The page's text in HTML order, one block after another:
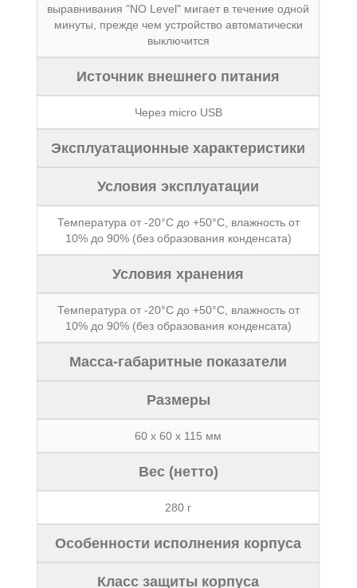
выравнивания "NO Level" мигает в течение одной
минуты, прежде чем устройство автоматически
выключится
Источник внешнего питания
Через micro USB
Эксплуатационные характеристики
Условия эксплуатации
Температура от -20°C до +50°C, влажность от
10% до 90% (без образования конденсата)
Условия хранения
Температура от -20°C до +50°C, влажность от
10% до 90% (без образования конденсата)
Масса-габаритные показатели
Размеры
60 x 60 x 115 мм
Вес (нетто)
280 г
Особенности исполнения корпуса
Класс защиты корпуса